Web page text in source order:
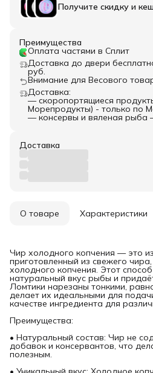
Получите скидку и
Преимущества
Оплата частями в Сплит
Доставка до двери
руб.
Внимание для Весового
Доставка:
— скоропортящиеся
Морепродукты) - только по
— консервы и вяленая рыба
Доставка
О товаре Характеристики
Чир холодного копчения — это
приготовленный из свежего
холодного копчения. Этот
натуральный вкус рыбы и
Ломтики нарезаны тонкими,
делает их идеальными для
качестве ингредиента для
Преимущества:
• Натуральный состав: Чир не
добавок и консервантов, что
полезным.